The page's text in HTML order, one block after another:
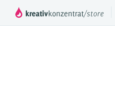
kreativkonzentrat/store